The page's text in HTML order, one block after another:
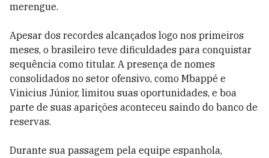
merengue.
Apesar dos recordes alcançados logo nos primeiros
meses, o brasileiro teve dificuldades para conquistar
sequência como titular. A presença de nomes
consolidados no setor ofensivo, como Mbappé e
Vinicius Júnior, limitou suas oportunidades, e boa
parte de suas aparições aconteceu saindo do banco de
reservas.
Durante sua passagem pela equipe espanhola,